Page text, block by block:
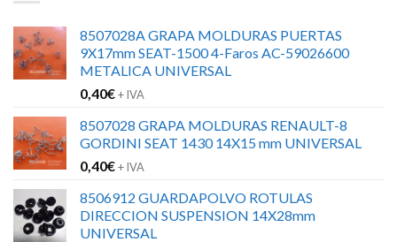
8507028A GRAPA MOLDURAS PUERTAS
9X17mm SEAT-1500 4-Faros AC-59026600
METALICA UNIVERSAL
0,40€+ IVA
8507028 GRAPA MOLDURAS RENAULT-8
GORDINI SEAT 1430 14X15 mm UNIVERSAL
0,40€+ IVA
8506912 GUARDAPOLVO ROTULAS
DIRECCION SUSPENSION 14X28mm
UNIVERSAL